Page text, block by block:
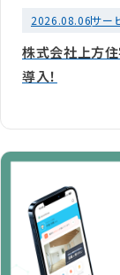
2026.08.06サー
株式会社上方住
導入！